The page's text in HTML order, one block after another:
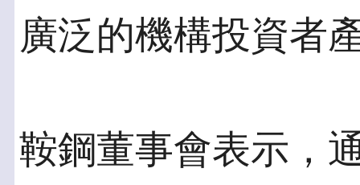
廣泛的機構投資者
鞍鋼董事會表示，